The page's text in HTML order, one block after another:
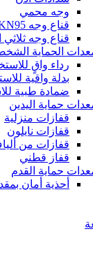
وجه محمي
قناع وجه KN95
قناع وجه ثلاثي
الحماية
رداء واقٍ
بدلة واقية
ضمادة طبية
حماية اليدين
قفازات منزلية
قفازات نايلون
قفازات من
قفاز قطني
حماية القدم
أحذية أمان